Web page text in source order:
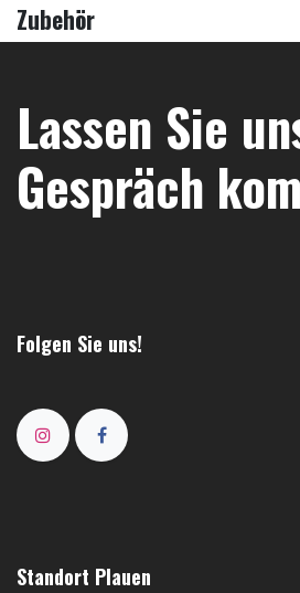
Zubehör
Lassen Sie
Gespräch
Folgen Sie uns!
Standort Plauen